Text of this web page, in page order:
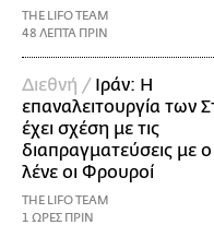
THE LIFO TEAM
48 ΛΕΠΤΑ ΠΡΙΝ
Διεθνή / Ιράν: Η
επαναλειτουργία των
έχει σχέση με τις
διαπραγματεύσεις με
λένε οι Φρουροί
THE LIFO TEAM
1 ΩΡΕΣ ΠΡΙΝ